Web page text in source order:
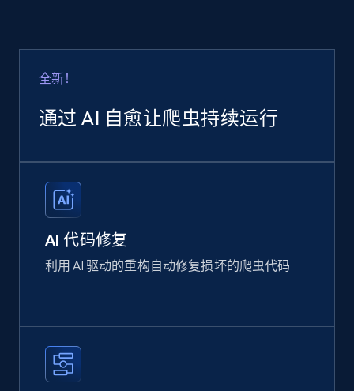
全新！
通过 AI 自愈让爬虫持续运行
AI 代码修复
利用 AI 驱动的重构自动修复损坏的爬虫代码